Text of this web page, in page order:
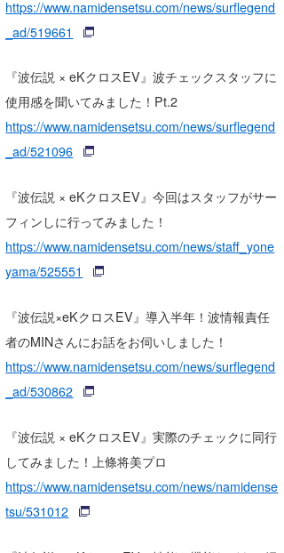
https://www.namidensetsu.com/news/surflegend
_ad/519661
『波伝説 × eKクロスEV』波チェックスタッフに
使用感を聞いてみました！Pt.2
https://www.namidensetsu.com/news/surflegend
_ad/521096
『波伝説 × eKクロスEV』今回はスタッフがサー
フィンしに行ってみました！
https://www.namidensetsu.com/news/staff_yone
yama/525551
『波伝説×eKクロスEV』導入半年！波情報責任
者のMINさんにお話をお伺いしました！
https://www.namidensetsu.com/news/surflegend
_ad/530862
『波伝説 × eKクロスEV』実際のチェックに同行
してみました！上條将美プロ
https://www.namidensetsu.com/news/namidense
tsu/531012